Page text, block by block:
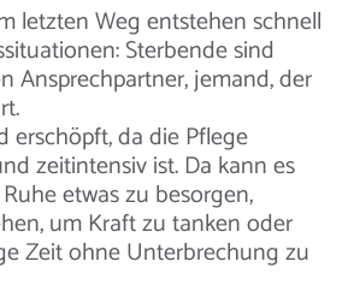
letzten Weg entstehen schnell
Sterbende sind
Ansprechpartner, jemand, der
erschöpft, da die Pflege
zeitintensiv ist. Da kann es
etwas zu besorgen,
um Kraft zu tanken oder
Zeit ohne Unterbrechung zu